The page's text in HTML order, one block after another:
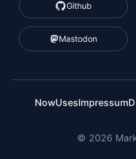
Github
Mastodon
NowUsesImpressum
© 2026